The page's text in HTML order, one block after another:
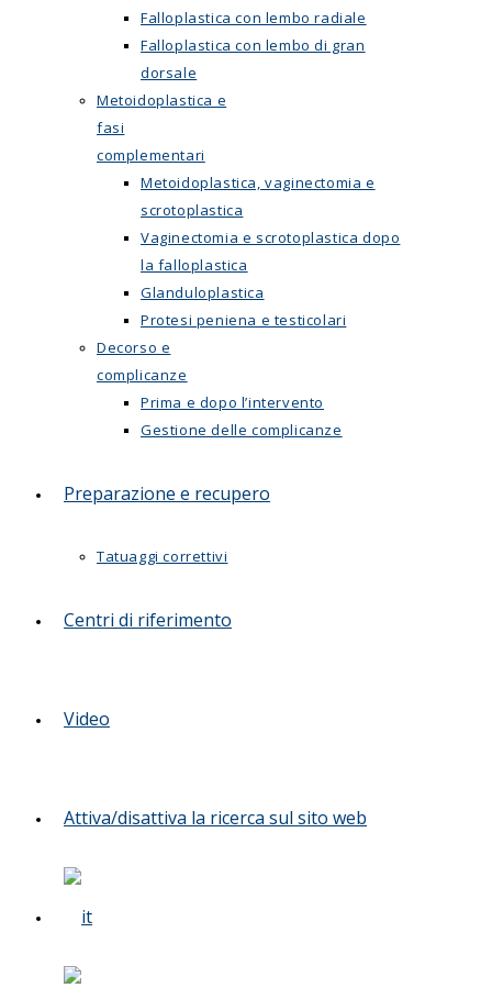
Falloplastica con lembo radiale
Falloplastica con lembo di gran
dorsale
Metoidoplastica e
fasi
complementari
Metoidoplastica, vaginectomia e
scrotoplastica
Vaginectomia e scrotoplastica dopo
la falloplastica
Glanduloplastica
Protesi peniena e testicolari
Decorso e
complicanze
Prima e dopo l’intervento
Gestione delle complicanze
Preparazione e recupero
Tatuaggi correttivi
Centri di riferimento
Video
Attiva/disattiva la ricerca sul sito web